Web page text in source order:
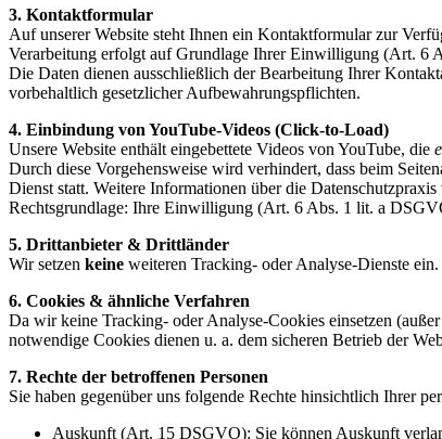
3. Kontaktformular
Auf unserer Website steht Ihnen ein Kontaktformular zur
Verarbeitung erfolgt auf Grundlage Ihrer Einwilligung (Art. 6
Die Daten dienen ausschließlich der Bearbeitung Ihrer
vorbehaltlich gesetzlicher Aufbewahrungspflichten.
4. Einbindung von YouTube-Videos (Click-to-Load)
Unsere Website enthält eingebettete Videos von YouTube, die
Durch diese Vorgehensweise wird verhindert, dass beim
Dienst statt. Weitere Informationen über die
Rechtsgrundlage: Ihre Einwilligung (Art. 6 Abs. 1 lit. a
5. Drittanbieter & Drittländer
Wir setzen keine weiteren Tracking- oder Analyse-Dienste
6. Cookies & ähnliche Verfahren
Da wir keine Tracking- oder Analyse-Cookies einsetzen
notwendige Cookies dienen u. a. dem sicheren Betrieb der
7. Rechte der betroffenen Personen
Sie haben gegenüber uns folgende Rechte hinsichtlich Ihrer
Auskunft (Art. 15 DSGVO): Sie können Auskunft